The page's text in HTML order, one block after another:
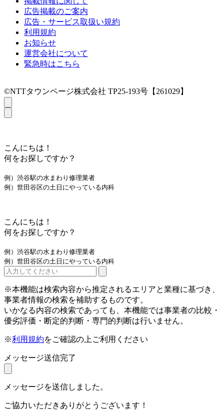
広告掲載のご案内
広告・サービス取扱い規約
利用規約
お知らせ
運営会社について
緊急時はこちら
©NTTタウンページ株式会社 TP25-193号【261029】
こんにちは！
何をお探しですか？
例）渋谷駅の水まわり修理業者
例）世田谷区の土日にやっている内科
こんにちは！
何をお探しですか？
例）渋谷駅の水まわり修理業者
例）世田谷区の土日にやっている内科
※本機能は検索内容から推定されるエリアと業種に基づき、
事業者情報の検索を補助するものです。
いかなる内容の検索であっても、本機能では事業者の比較・
優劣評価・断定的判断・専門的判断は行いません。
※利用規約をご確認の上ご利用ください
メッセージ送信完了
メッセージを送信しました。
ご協力いただきありがとうございます！